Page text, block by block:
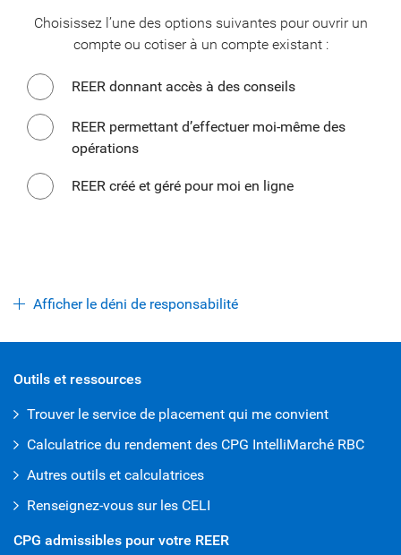
Choisissez l’une des options suivantes pour ouvrir un
compte ou cotiser à un compte existant :
REER donnant accès à des conseils
REER permettant d’effectuer moi-même des
opérations
REER créé et géré pour moi en ligne
Afficher le déni de responsabilité
Outils et ressources
Trouver le service de placement qui me convient
Calculatrice du rendement des CPG IntelliMarché RBC
Autres outils et calculatrices
Renseignez-vous sur les CELI
CPG admissibles pour votre REER